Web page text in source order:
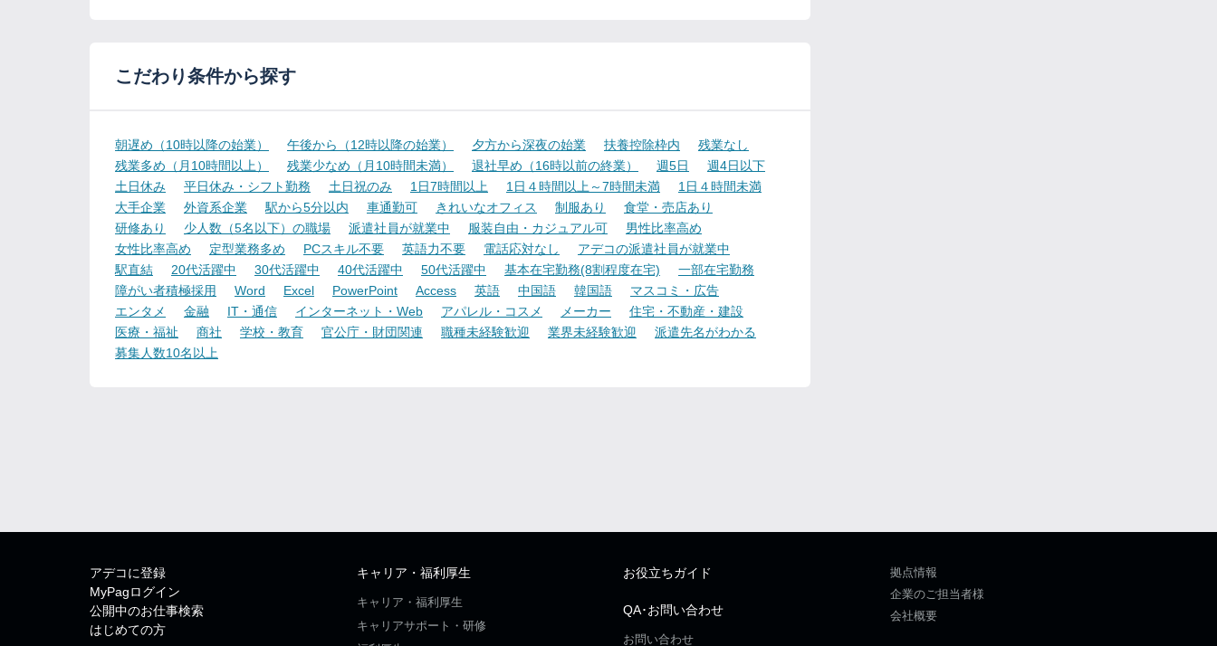
こだわり条件から探す
朝遅め（10時以降の始業） 午後から（12時以降の始業） 夕方から深夜の始業 扶養控除枠内
残業なし
残業多め（月10時間以上）
残業少なめ（月10時間未満） 退社早め（16時以前の終業） 週5日
週4日以下
土日休み
平日休み・シフト勤務 土日祝のみ 1日7時間以上 1日４時間以上～7時間未満
1日４時間未満
大手企業
外資系企業 駅から5分以内 車通勤可 きれいなオフィス 制服あり
食堂・売店あり
研修あり
少人数（5名以下）の職場 派遣社員が就業中 服装自由・カジュアル可
男性比率高め
女性比率高め
定型業務多め PCスキル不要 英語力不要 電話応対なし
アデコの派遣社員が就業中
駅直結
20代活躍中 30代活躍中 40代活躍中 50代活躍中 基本在宅勤務(8割程度在宅)
一部在宅勤務
障がい者積極採用
Word Excel PowerPoint Access 英語 中国語 韓国語
マスコミ・広告
エンタメ
金融 IT・通信 インターネット・Web アパレル・コスメ メーカー
住宅・不動産・建設
医療・福祉
商社 学校・教育 官公庁・財団関連 職種未経験歓迎 業界未経験歓迎
派遣先名がわかる
募集人数10名以上
アデコに登録
MyPagログイン
公開中のお仕事検索
はじめての方
キャリア・福利厚生
キャリア・福利厚生
キャリアサポート・研修
お役立ちガイド
QA･お問い合わせ
お問い合わせ
拠点情報
企業のご担当者様
会社概要